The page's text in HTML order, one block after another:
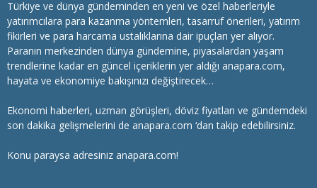
Türkiye ve dünya gündeminden en yeni ve özel haberleriyle
yatırımcılara para kazanma yöntemleri, tasarruf önerileri, yatırım
fikirleri ve para harcama ustalıklarına dair ipuçları yer alıyor.
Paranın merkezinden dünya gündemine, piyasalardan yaşam
trendlerine kadar en güncel içeriklerin yer aldığı anapara.com,
hayata ve ekonomiye bakışınızı değiştirecek…
Ekonomi haberleri, uzman görüşleri, döviz fiyatları ve gündemdeki
son dakika gelişmelerini de anapara.com ‘dan takip edebilirsiniz.
Konu paraysa adresiniz anapara.com!